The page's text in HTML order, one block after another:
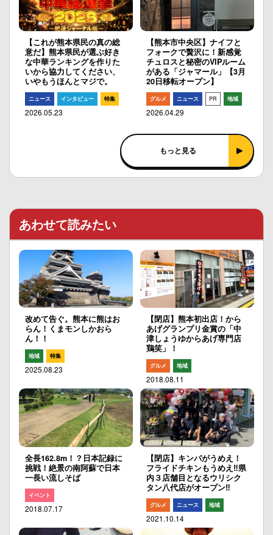
【これが熊本県民の真の総
意だ】熊本県民が選ぶ好き
な中華ランキングを作りた
いから協力してください、
いやもうほんとマジで。
ニュース インタビュー 特集
2026.05.23
【熊本市中央区】ナイフと
フォークで贅沢に！新感覚
チュロスと秘密のVIPルーム
がある「ジャマール」【3月
20日移転オープン】
グルメ ニュース PR 地域
2026.04.29
もっと見る
あわせて読みたい
改めて告ぐ。熊本に熊はお
らん！くまモンしかおら
ん！！
地域 特集
2025.08.23
【閉店】熊本初出店！から
あげグランプリ金賞の「中
津しょうゆからあげ専門店
鶏笑」！
グルメ 地域
2018.08.11
全長162.8m！？日本記録に
挑戦！絶景の南阿蘇で日本
一長い流しそば
イベント
2018.07.17
【閉店】キンパがうめえ！
フライドチキンもうめえ‼︎県
内３店舗目となるウリシク
タン八代店がオープン‼︎
グルメ ニュース 地域
2021.10.14